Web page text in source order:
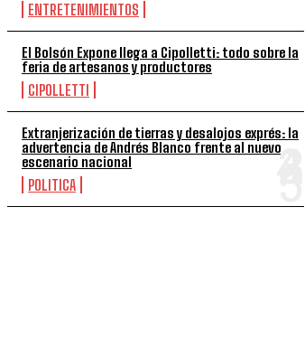
ENTRETENIMIENTOS
El Bolsón Expone llega a Cipolletti: todo sobre la
feria de artesanos y productores
CIPOLLETTI
Extranjerización de tierras y desalojos exprés: la
advertencia de Andrés Blanco frente al nuevo
escenario nacional
POLITICA